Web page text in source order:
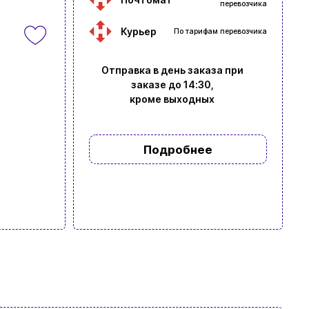
перевозчика
Курьер По тарифам перевозчика
Отправка в день заказа при
заказе до 14:30,
кроме выходных
Подробнее